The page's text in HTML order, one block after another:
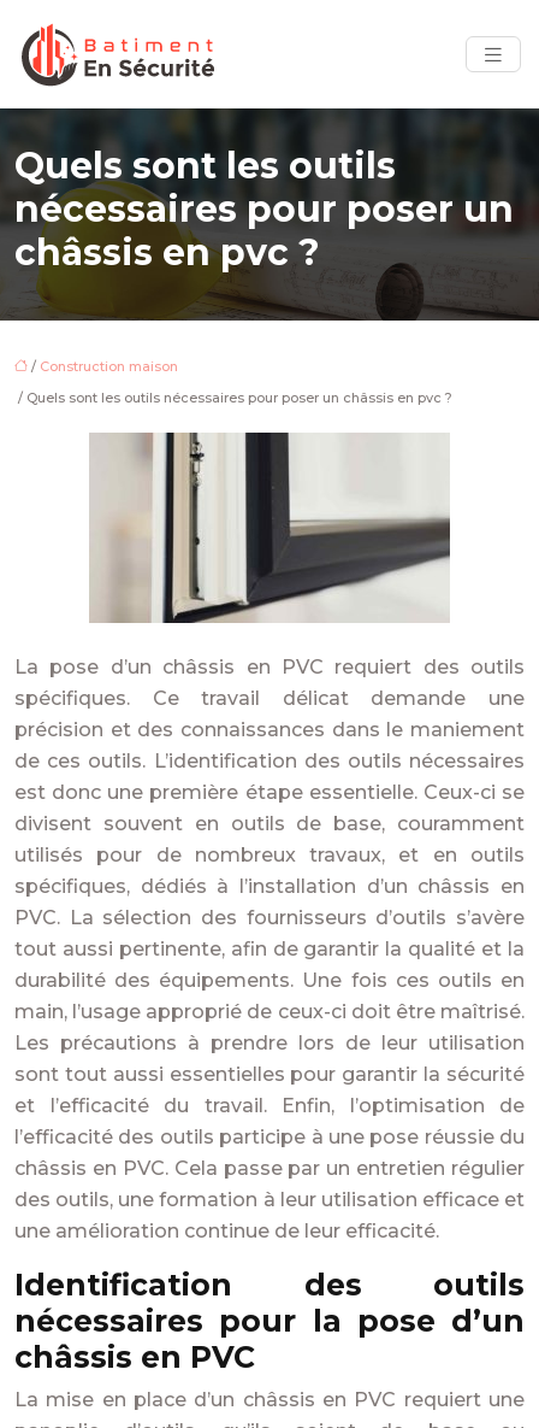
Quels sont les outils
nécessaires pour poser un
châssis en pvc ?
/ Construction maison
/ Quels sont les outils nécessaires pour poser un châssis en pvc ?
La pose d’un châssis en PVC requiert des outils
spécifiques. Ce travail délicat demande une
précision et des connaissances dans le maniement
de ces outils. L’identification des outils nécessaires
est donc une première étape essentielle. Ceux-ci se
divisent souvent en outils de base, couramment
utilisés pour de nombreux travaux, et en outils
spécifiques, dédiés à l’installation d’un châssis en
PVC. La sélection des fournisseurs d’outils s’avère
tout aussi pertinente, afin de garantir la qualité et la
durabilité des équipements. Une fois ces outils en
main, l’usage approprié de ceux-ci doit être maîtrisé.
Les précautions à prendre lors de leur utilisation
sont tout aussi essentielles pour garantir la sécurité
et l’efficacité du travail. Enfin, l’optimisation de
l’efficacité des outils participe à une pose réussie du
châssis en PVC. Cela passe par un entretien régulier
des outils, une formation à leur utilisation efficace et
une amélioration continue de leur efficacité.
Identification des outils
nécessaires pour la pose d’un
châssis en PVC
La mise en place d’un châssis en PVC requiert une